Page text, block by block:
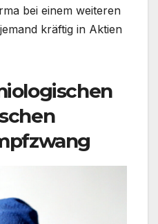
bei einem weiteren
kräftig in Aktien